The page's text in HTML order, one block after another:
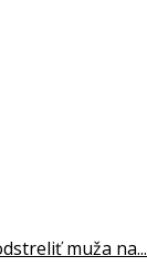
muža na...